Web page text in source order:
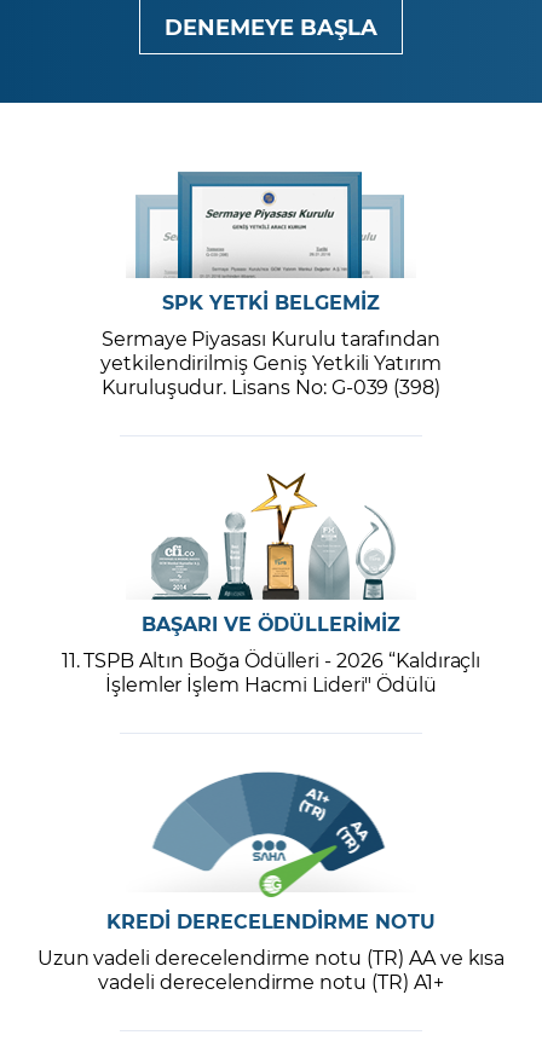
DENEMEYE BAŞLA
SPK YETKİ BELGEMİZ
Sermaye Piyasası Kurulu tarafından
yetkilendirilmiş Geniş Yetkili Yatırım
Kuruluşudur. Lisans No: G-039 (398)
BAŞARI VE ÖDÜLLERİMİZ
11. TSPB Altın Boğa Ödülleri - 2026 “Kaldıraçlı
İşlemler İşlem Hacmi Lideri" Ödülü
KREDİ DERECELENDİRME NOTU
Uzun vadeli derecelendirme notu (TR) AA ve kısa
vadeli derecelendirme notu (TR) A1+